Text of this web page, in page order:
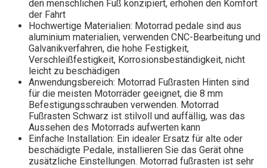
den menschlichen Fuß konzipiert, erhöhen den Komfort
der Fahrt
Hochwertige Materialien: Motorrad pedale sind aus
aluminium materialien, verwenden CNC-Bearbeitung und
Galvanikverfahren, die hohe Festigkeit,
Verschleißfestigkeit, Korrosionsbeständigkeit, nicht
leicht zu beschädigen
Anwendungsbereich: Motorrad Fußrasten Hinten sind
für die meisten Motorräder geeignet, die 8 mm
Befestigungsschrauben verwenden. Motorrad
Fußrasten Schwarz ist stilvoll und auffällig, was das
Aussehen des Motorrads aufwerten kann
Einfache Installation: Ein idealer Ersatz für alte oder
beschädigte Pedale, installieren Sie das Gerät ohne
zusätzliche Einstellungen. Motorrad fußrasten ist sehr